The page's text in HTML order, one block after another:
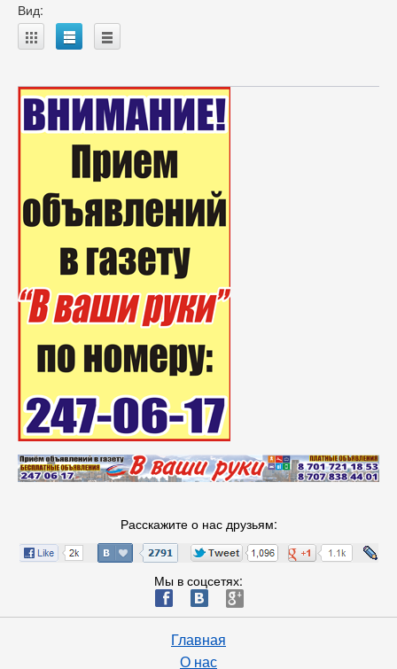
Вид:
A B C
Расскажите о нас друзьям:
Мы в соцсетях:
ä æ è
Главная
О нас